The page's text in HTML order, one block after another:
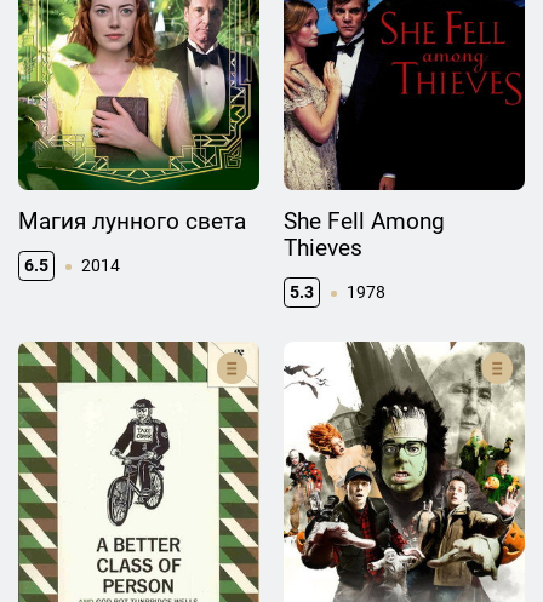
Магия лунного света
6.5 2014
She Fell Among
Thieves
5.3 1978